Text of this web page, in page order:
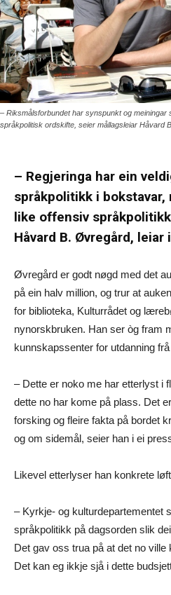
– Riksmålsforbundet har synspunkt og meiningar
språkpolitisk ordskifte, seier mållagsleiar Håvard
– Regjeringa har ein
språkpolitikk i bokstavar,
like offensiv
Håvard B. Øvregård, leiar
Øvregård er godt nøgd med det
på ein halv million, og trur at
for biblioteka, Kulturrådet og
nynorskbruken. Han ser òg fram
kunnskapssenter for utdanning frå
– Dette er noko me har etterlyst i
dette no har kome på plass. Det
forsking og fleire fakta på bordet
og om sidemål, seier han i ei
Likevel etterlyser han konkrete
– Kyrkje- og kulturdepartementet
språkpolitikk på dagsorden slik
Det gav oss trua på at det no
Det kan eg ikkje sjå i dette